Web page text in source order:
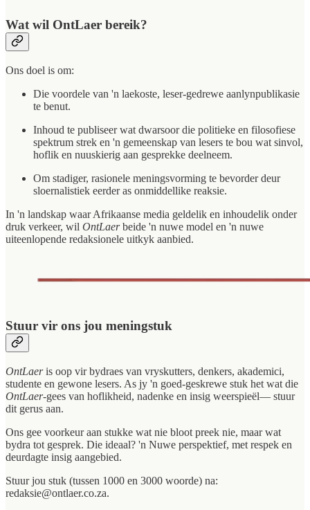
Wat wil OntLaer bereik?
Ons doel is om:
Die voordele van 'n laekoste, leser-gedrewe aanlynpublikasie
te benut.
Inhoud te publiseer wat dwarsoor die politieke en filosofiese
spektrum strek en 'n gemeenskap van lesers te bou wat sinvol,
hoflik en nuuskierig aan gesprekke deelneem.
Om stadiger, rasionele meningsvorming te bevorder deur
sloernalistiek eerder as onmiddellike reaksie.
In 'n landskap waar Afrikaanse media geldelik en inhoudelik onder
druk verkeer, wil OntLaerbeide 'n nuwe model en 'n nuwe
uiteenlopende redaksionele uitkyk aanbied.
Stuur vir ons jou meningstuk
OntLaeris oop vir bydraes van vryskutters, denkers, akademici,
studente en gewone lesers. As jy 'n goed-geskrewe stuk het wat die
OntLaer-gees van hoflikheid, nadenke en insig weerspieël— stuur
dit gerus aan.
Ons gee voorkeur aan stukke wat nie bloot preek nie, maar wat
bydra tot gesprek. Die ideaal? 'n Nuwe perspektief, met respek en
deurdagte insig aangebied.
Stuur jou stuk (tussen 1000 en 3000 woorde) na:
redaksie@ontlaer.co.za.